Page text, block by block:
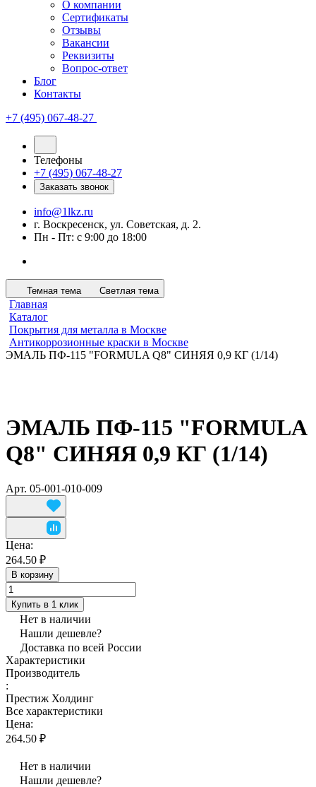
О компании
Сертификаты
Отзывы
Вакансии
Реквизиты
Вопрос-ответ
Блог
Контакты
+7 (495) 067-48-27
Телефоны
+7 (495) 067-48-27
Заказать звонок
info@1lkz.ru
г. Воскресенск, ул. Советская, д. 2.
Пн - Пт: с 9:00 до 18:00
Темная тема Светлая тема
Главная
Каталог
Покрытия для металла в Москве
Антикоррозионные краски в Москве
ЭМАЛЬ ПФ-115 "FORMULA Q8" СИНЯЯ 0,9 КГ (1/14)
ЭМАЛЬ ПФ-115 "FORMULA
Q8" СИНЯЯ 0,9 КГ (1/14)
Арт. 05-001-010-009
Цена:
264.50 ₽
В корзину
Купить в 1 клик
Нет в наличии
Нашли дешевле?
Доставка по всей России
Характеристики
Производитель
:
Престиж Холдинг
Все характеристики
Цена:
264.50 ₽
Нет в наличии
Нашли дешевле?